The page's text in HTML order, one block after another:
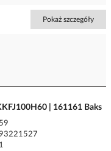
Pokaż szczegóły
| 161161 Baks